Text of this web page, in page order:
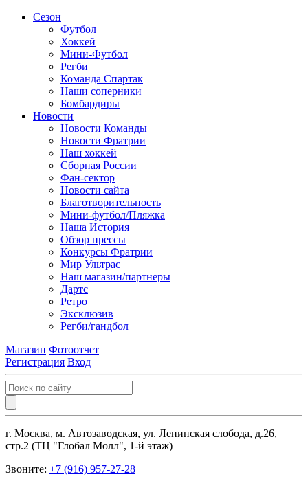
Сезон
Футбол
Хоккей
Мини-Футбол
Регби
Команда Спартак
Наши соперники
Бомбардиры
Новости
Новости Команды
Новости Фратрии
Наш хоккей
Сборная России
Фан-cектор
Новости сайта
Благотворительность
Мини-футбол/Пляжка
Наша История
Обзор прессы
Конкурсы Фратрии
Мир Ультрас
Наш магазин/партнеры
Дартс
Ретро
Эксклюзив
Регби/гандбол
Магазин Фотоотчет
Регистрация Вход
г. Москва, м. Автозаводская, ул. Ленинская слобода, д.26,
стр.2 (ТЦ "Глобал Молл", 1-й этаж)
Звоните: +7 (916) 957-27-28